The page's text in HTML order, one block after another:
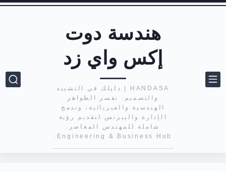
هندسة دوت
إكس واي زد
HANDASA | دليلك في التشييد
والتصميم. نفسر الظواهر
الهندسية والفيزيائية، وندمج
الإدارة والبيزنس لتقديم رؤية
شاملة للمهندس المعاصر.
Engineering & Business Hub.